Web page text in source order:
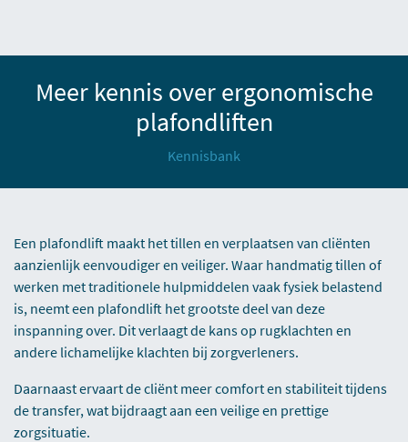
Meer kennis over ergonomische
plafondliften
Kennisbank
Een plafondlift maakt het tillen en verplaatsen van cliënten
aanzienlijk eenvoudiger en veiliger. Waar handmatig tillen of
werken met traditionele hulpmiddelen vaak fysiek belastend
is, neemt een plafondlift het grootste deel van deze
inspanning over. Dit verlaagt de kans op rugklachten en
andere lichamelijke klachten bij zorgverleners.
Daarnaast ervaart de cliënt meer comfort en stabiliteit tijdens
de transfer, wat bijdraagt aan een veilige en prettige
zorgsituatie.